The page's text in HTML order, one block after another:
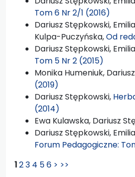
Tom 6 Nr 2/1 (2016)
Dariusz Stępkowski,
Kulpa-Puczyńska,Od
Dariusz Stępkowski,
Tom 5 Nr 2 (2015)
Monika Humeniuk,
(2019)
Dariusz Stępkowski,
(2014)
Ewa Kulawska, Dariusz
Dariusz Stępkowski,
Forum Pedagogiczne:
123 4 56 > >>